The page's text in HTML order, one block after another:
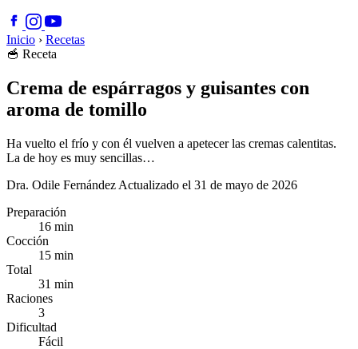
Inicio › Recetas
🥣 Receta
Crema de espárragos y guisantes con
aroma de tomillo
Ha vuelto el frío y con él vuelven a apetecer las cremas calentitas.
La de hoy es muy sencillas…
Dra. Odile Fernández Actualizado el 31 de mayo de 2026
Preparación
16 min
Cocción
15 min
Total
31 min
Raciones
3
Dificultad
Fácil